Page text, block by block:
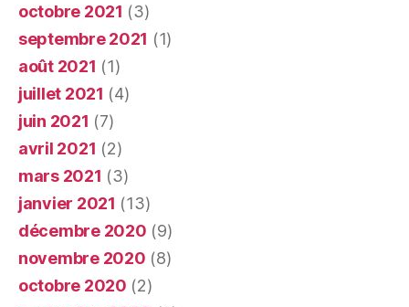
octobre 2021 (3)
septembre 2021 (1)
août 2021 (1)
juillet 2021 (4)
juin 2021 (7)
avril 2021 (2)
mars 2021 (3)
janvier 2021 (13)
décembre 2020 (9)
novembre 2020 (8)
octobre 2020 (2)